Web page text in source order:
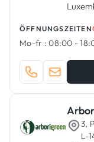
ÖFFNUNGSZEITEN
Mo-fr : 08:00 -
3,
L-